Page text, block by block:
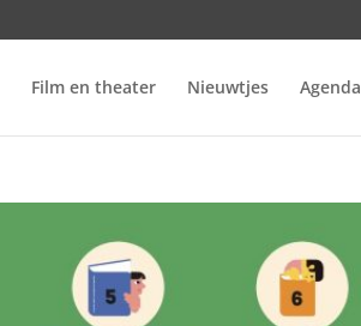
Film en theater Nieuwtjes Agenda